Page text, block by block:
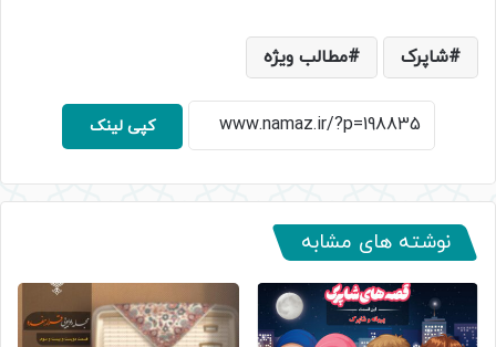
شاپرک مطالب ویژه
کپی لینک
نوشته های مشابه